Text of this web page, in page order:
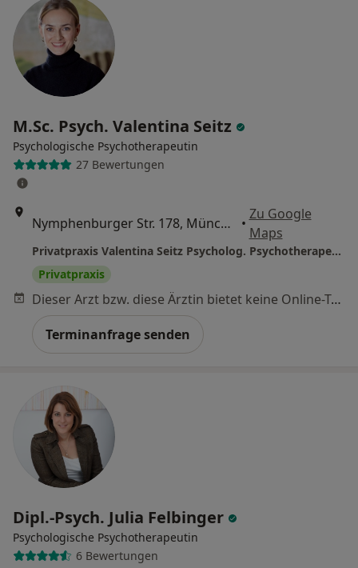
M.Sc. Psych. Valentina Seitz
Psychologische Psychotherapeutin
27 Bewertungen
Nymphenburger Str. 178, München •
Zu Google
Maps
Privatpraxis Valentina Seitz Psycholog. Psychotherapeutin
Privatpraxis
Dieser Arzt bzw. diese Ärztin bietet keine Online-Terminbuchung an diesem Standort an.
Terminanfrage senden
Dipl.-Psych. Julia Felbinger
Psychologische Psychotherapeutin
6 Bewertungen